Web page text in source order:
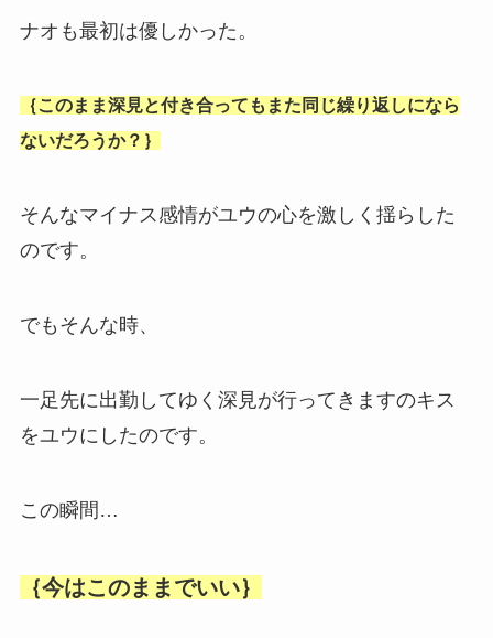
ナオも最初は優しかった。
｛このまま深見と付き合ってもまた同じ繰り返しになら
ないだろうか？｝
そんなマイナス感情がユウの心を激しく揺らした
のです。
でもそんな時、
一足先に出勤してゆく深見が行ってきますのキス
をユウにしたのです。
この瞬間…
｛今はこのままでいい｝